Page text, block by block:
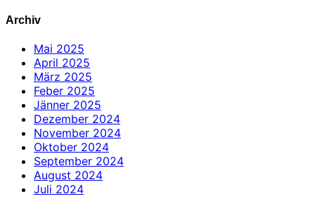
Archiv
Mai 2025
April 2025
März 2025
Feber 2025
Jänner 2025
Dezember 2024
November 2024
Oktober 2024
September 2024
August 2024
Juli 2024